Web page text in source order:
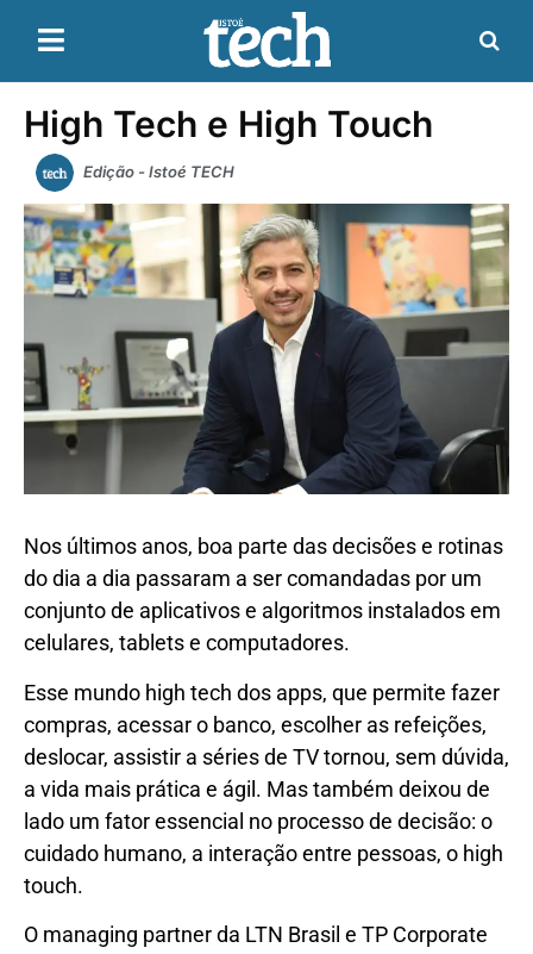
High Tech e High Touch
Edição - Istoé TECH
Nos últimos anos, boa parte das decisões e rotinas
do dia a dia passaram a ser comandadas por um
conjunto de aplicativos e algoritmos instalados em
celulares, tablets e computadores.
Esse mundo high tech dos apps, que permite fazer
compras, acessar o banco, escolher as refeições,
deslocar, assistir a séries de TV tornou, sem dúvida,
a vida mais prática e ágil. Mas também deixou de
lado um fator essencial no processo de decisão: o
cuidado humano, a interação entre pessoas, o high
touch.
O managing partner da LTN Brasil e TP Corporate